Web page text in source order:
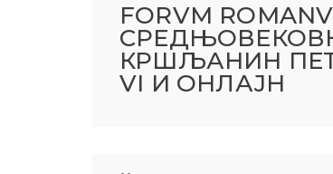
FORVM
КРШЉАНИН
VI И ОНЛАЈН